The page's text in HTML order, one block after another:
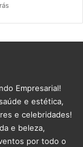
Empresarial!
e estética,
e celebridades!
e beleza,
por todo o